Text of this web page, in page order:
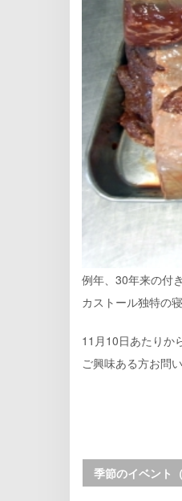
例年、30年来の付
カストール独特の
11月10日あたりか
ご興味ある方お問
季節のイベント